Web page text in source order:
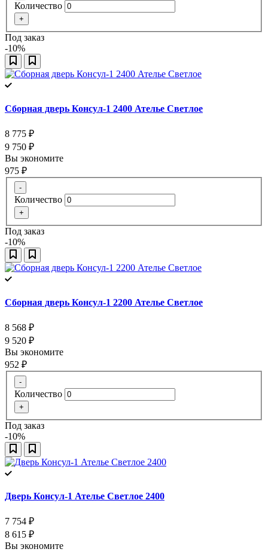
Количество
+
Под заказ
-10%
Сборная дверь Консул-1 2400 Ателье Светлое
8 775 ₽
9 750 ₽
Вы экономите
975 ₽
-
Количество
+
Под заказ
-10%
Сборная дверь Консул-1 2200 Ателье Светлое
8 568 ₽
9 520 ₽
Вы экономите
952 ₽
-
Количество
+
Под заказ
-10%
Дверь Консул-1 Ателье Светлое 2400
7 754 ₽
8 615 ₽
Вы экономите